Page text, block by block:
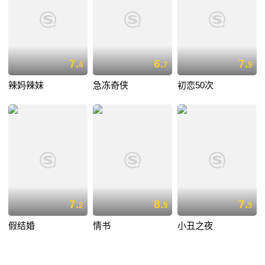
7.4
辣妈辣妹
6.7
急冻奇侠
7.9
初恋50次
7.2
假结婚
8.9
情书
7.9
小丑之夜